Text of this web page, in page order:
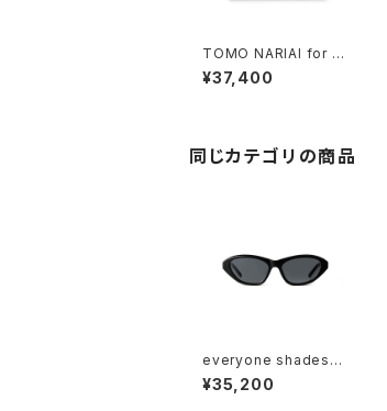
TOMO NARIAI for e
veryone small leath
er wallet (DARK NAV
¥37,400
同じカテゴリの商品
everyone shades
"VINCE"
¥35,200